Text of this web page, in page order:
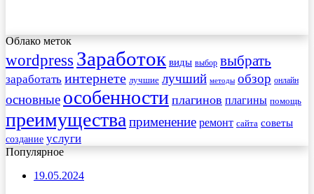
Облако меток
wordpress Заработок виды выбор выбрать
заработать интернете лучшие лучший методы обзор онлайн
основные особенности плагинов плагины помощь
преимущества применение ремонт сайта советы
создание услуги
Популярное
19.05.2024